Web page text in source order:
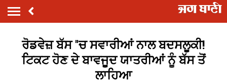
ਰੋਡਵੇਜ਼ ਬੱਸ ''ਚ ਸਵਾਰੀਆਂ ਨਾਲ ਬਦਸਲੂਕੀ!
ਟਿਕਟ ਹੋਣ ਦੇ ਬਾਵਜੂਦ ਯਾਤਰੀਆਂ ਨੂੰ ਬੱਸ ਤੋਂ
ਲਾਹਿਆ